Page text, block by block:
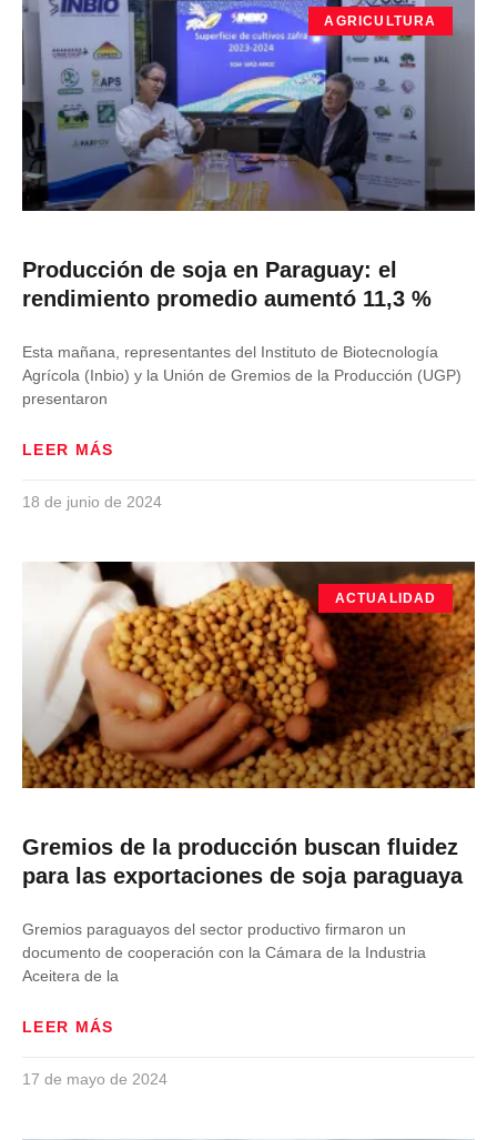
AGRICULTURA
Producción de soja en Paraguay: el
rendimiento promedio aumentó 11,3 %
Esta mañana, representantes del Instituto de Biotecnología
Agrícola (Inbio) y la Unión de Gremios de la Producción (UGP)
presentaron
LEER MÁS
18 de junio de 2024
ACTUALIDAD
Gremios de la producción buscan fluidez
para las exportaciones de soja paraguaya
Gremios paraguayos del sector productivo firmaron un
documento de cooperación con la Cámara de la Industria
Aceitera de la
LEER MÁS
17 de mayo de 2024